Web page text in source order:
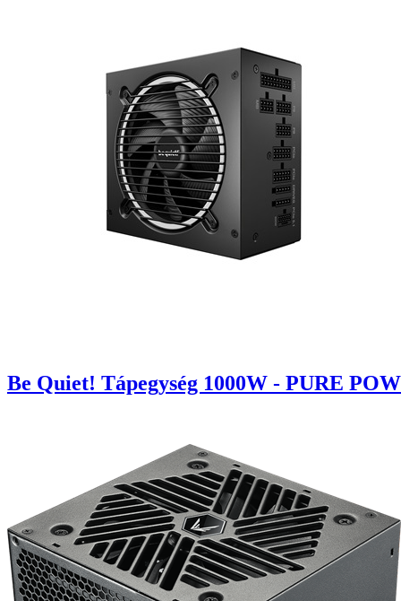
Be Quiet! Tápegység 1000W - PURE